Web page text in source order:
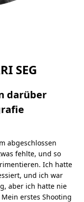
SEG
darüber
abgeschlossen
fehlte, und so
Ich hatte
und ich war
aber ich hatte nie
erstes Shooting